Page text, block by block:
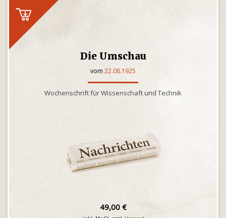
Die Umschau
vom 22.08.1925
Wochenschrift für Wissenschaft und Technik
49,00 €